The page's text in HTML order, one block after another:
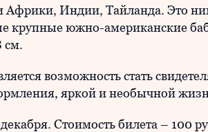
Африки, Индии, Тайланда. Это
крупные южно-американские
см.
возможность стать
яркой и необычной
Стоимость билета – 100